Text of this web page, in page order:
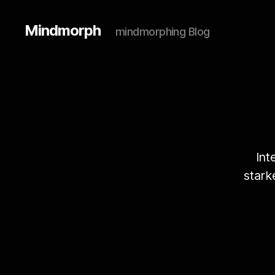
Mindmorph mindmorphing Blog